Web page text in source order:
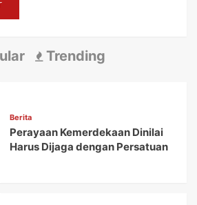
Trending
Berita
Perayaan Kemerdekaan Dinilai
Harus Dijaga dengan Persatuan